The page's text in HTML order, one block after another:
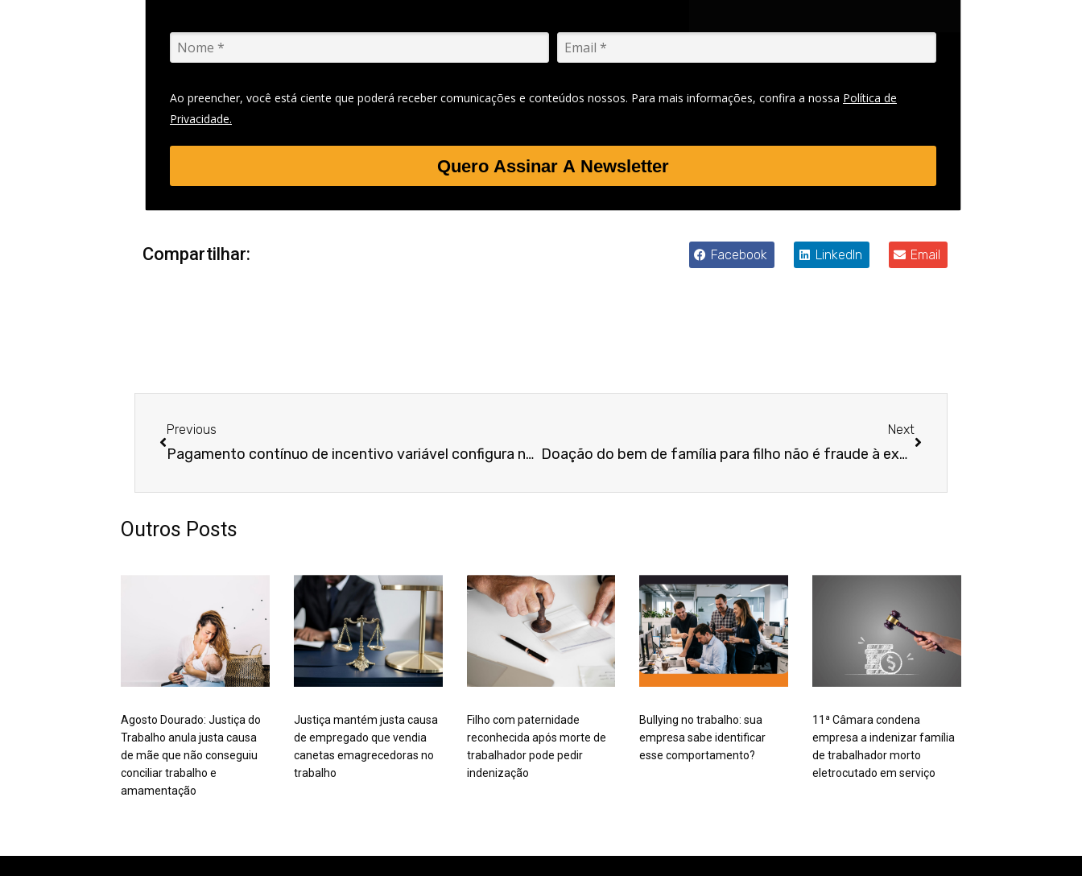
Ao preencher, você está ciente que poderá receber comunicações e conteúdos nossos. Para mais informações, confira a nossa Política de
Privacidade.
Quero Assinar A Newsletter
Compartilhar: Facebook LinkedIn Email
Previous
Pagamento contínuo de incentivo variável configura natureza salarial da verba
Next
Doação do bem de família para filho não é fraude à execução fiscal
Outros Posts
Agosto Dourado: Justiça do
Trabalho anula justa causa
de mãe que não conseguiu
conciliar trabalho e
amamentação
Justiça mantém justa causa
de empregado que vendia
canetas emagrecedoras no
trabalho
Filho com paternidade
reconhecida após morte de
trabalhador pode pedir
indenização
Bullying no trabalho: sua
empresa sabe identificar
esse comportamento?
11ª Câmara condena
empresa a indenizar família
de trabalhador morto
eletrocutado em serviço